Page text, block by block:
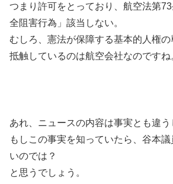
つまり許可をとっており、航空法第
全阻害行為」該当しない。
むしろ、憲法が保障する基本的人権
抵触しているのは航空会社なのですね
あれ、ニュースの内容は事実とも違う
もしこの事実を知っていたら、谷本
いのでは？
と思うでしょう。